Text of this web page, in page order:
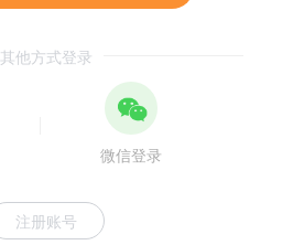
其他方式登录
微信登录
注册账号